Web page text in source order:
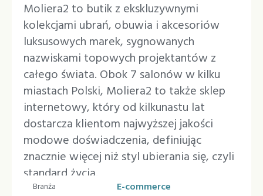
Moliera2 to butik z ekskluzywnymi
kolekcjami ubrań, obuwia i akcesoriów
luksusowych marek, sygnowanych
nazwiskami topowych projektantów z
całego świata. Obok 7 salonów w kilku
miastach Polski, Moliera2 to także sklep
internetowy, który od kilkunastu lat
dostarcza klientom najwyższej jakości
modowe doświadczenia, definiując
znacznie więcej niż styl ubierania się, czyli
standard życia.
Branża E-commerce